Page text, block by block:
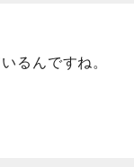
るんですね。